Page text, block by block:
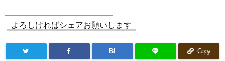
よろしければシェアお願いします
B! Copy